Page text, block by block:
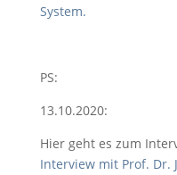
System.
PS:
13.10.2020:
Hier geht es zum
Interview mit Prof. Dr.